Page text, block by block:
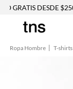
DESDE $250.000
Ropa Hombre T-shirts